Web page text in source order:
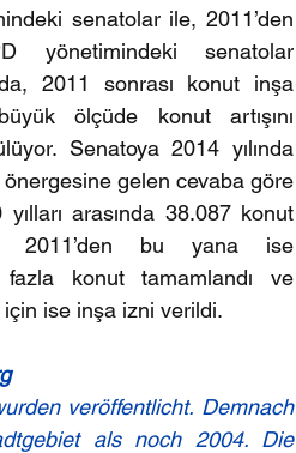
senatolar ile, 2011’den
yönetimindeki senatolar
2011 sonrası konut inşa
ölçüde konut artışını
Senatoya 2014 yılında
gelen cevaba göre
arasında 38.087 konut
2011’den bu yana ise
fazla konut tamamlandı ve
ise inşa izni verildi.
veröffentlicht. Demnach
als noch 2004. Die